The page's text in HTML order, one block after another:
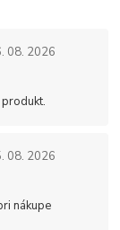
08. 2026
08. 2026
nákupe